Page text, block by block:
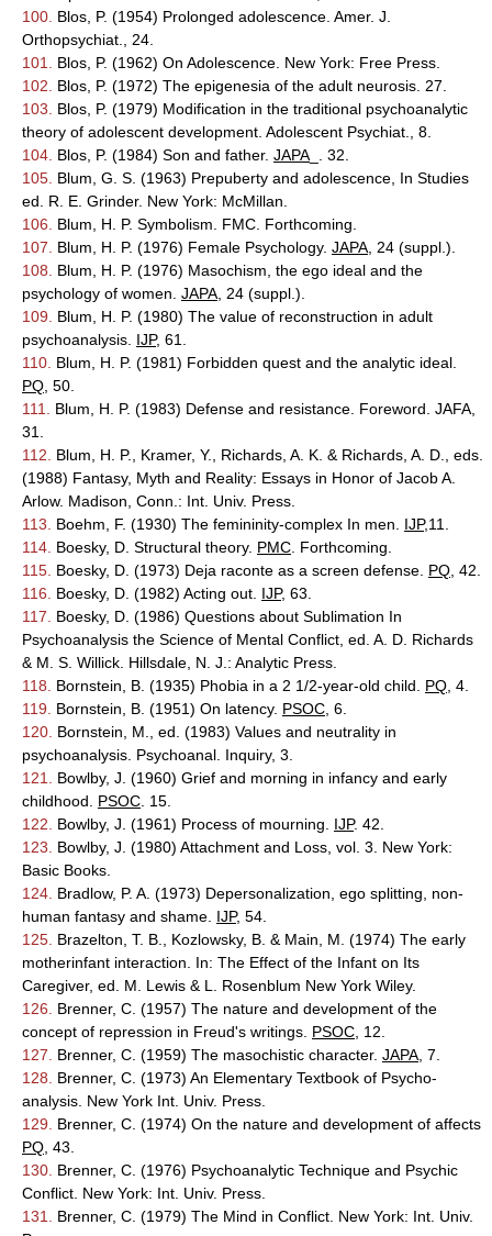
100. Blos, P. (1954) Prolonged adolescence. Amer. J.
Orthopsychiat., 24.
101.
Blos, P. (1962) On Adolescence. New York: Free Press.
102.
Blos, P. (1972) The epigenesia of the adult neurosis. 27.
103.
Blos, P. (1979) Modification in the traditional psychoanalytic
theory of adolescent development. Adolescent Psychiat., 8.
104. Blos, P. (1984) Son and father. JAPA _. 32.
105. Blum, G. S. (1963) Prepuberty and adolescence, In Studies
ed. R. E. Grinder. New York: McMillan.
106.
Blum, H. P. Symbolism. FMC. Forthcoming.
107.
Blum, H. P. (1976) Female Psychology. JAPA , 24 (suppl.).
108.
Blum, H. P. (1976) Masochism, the ego ideal and the
psychology of women. JAPA , 24 (suppl.).
109.
Blum, H. P. (1980) The value of reconstruction in adult
psychoanalysis. IJP, 61.
110. Blum, H. P. (1981) Forbidden quest and the analytic ideal.
PQ , 50.
111.
Blum, H. P. (1983) Defense and resistance. Foreword. JAFA,
31.
112.
Blum, H. P., Kramer, Y., Richards, A. K. & Richards, A. D., eds.
(1988) Fantasy, Myth and Reality: Essays in Honor of Jacob A.
Arlow. Madison, Conn.: Int. Univ. Press.
113.
Boehm, F. (1930) The femininity-complex In men. IJP,11.
114. Boesky, D. Structural theory. PMC . Forthcoming.
115. Boesky, D. (1973) Deja raconte as a screen defense. PQ , 42.
116.
Boesky, D. (1982) Acting out. IJP, 63.
117.
Boesky, D. (1986) Questions about Sublimation In
Psychoanalysis the Science of Mental Conflict, ed. A. D. Richards
& M. S. Willick. Hillsdale, N. J.: Analytic Press.
118.
Bornstein, B. (1935) Phobia in a 2 1/2-year-old child. PQ , 4.
119.
Bornstein, B. (1951) On latency. PSOC , 6.
120. Bornstein, M., ed. (1983) Values and neutrality in
psychoanalysis. Psychoanal. Inquiry, 3.
121.
Bowlby, J. (1960) Grief and morning in infancy and early
childhood. PSOC . 15.
122.
Bowlby, J. (1961) Process of mourning. IJP. 42.
123.
Bowlby, J. (1980) Attachment and Loss, vol. 3. New York:
Basic Books.
124. Bradlow, P. A. (1973) Depersonalization, ego splitting, non-
human fantasy and shame. IJP, 54.
125. Brazelton, T. B., Kozlowsky, B. & Main, M. (1974) The early
motherinfant interaction. In: The Effect of the Infant on Its
Caregiver, ed. M. Lewis & L. Rosenblum New York Wiley.
126.
Brenner, C. (1957) The nature and development of the
concept of repression in Freud's writings. PSOC , 12.
127.
Brenner, C. (1959) The masochistic character. JAPA , 7.
128.
Brenner, C. (1973) An Elementary Textbook of Psycho-
analysis. New York Int. Univ. Press.
129.
Brenner, C. (1974) On the nature and development of affects
PQ , 43.
130. Brenner, C. (1976) Psychoanalytic Technique and Psychic
Conflict. New York: Int. Univ. Press.
131.
Brenner, C. (1979) The Mind in Conflict. New York: Int. Univ.